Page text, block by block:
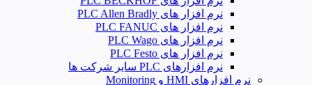
نرم افزار های PLC Allen Bradly
نرم افزار های PLC FANUC
نرم افزار های PLC Wago
نرم افزار های PLC Festo
نرم افزارهای PLC سایر شرکت ها
نرم افزارهای HMI و Monitoring